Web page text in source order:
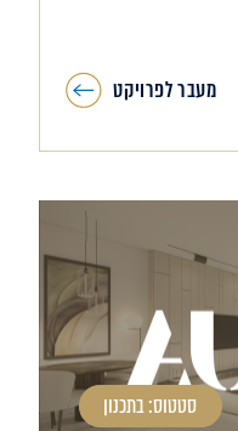
מעבר לפרויקט
סטטוס: בתכנון